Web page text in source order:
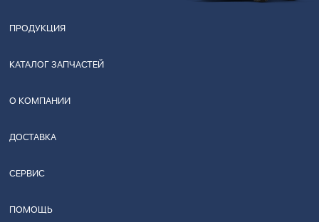
ПРОДУКЦИЯ
КАТАЛОГ ЗАПЧАСТЕЙ
О КОМПАНИИ
ДОСТАВКА
СЕРВИС
ПОМОЩЬ